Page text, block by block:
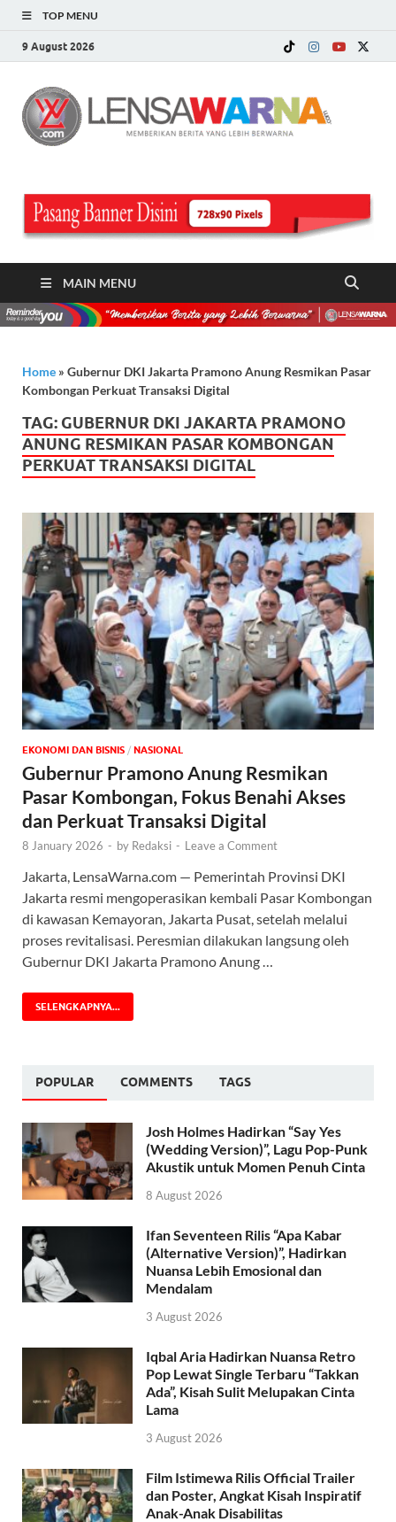
TOP MENU
9 August 2026
MAIN MENU
Home » Gubernur DKI Jakarta Pramono Anung Resmikan Pasar
Kombongan Perkuat Transaksi Digital
TAG: GUBERNUR DKI JAKARTA PRAMONO
ANUNG RESMIKAN PASAR KOMBONGAN
PERKUAT TRANSAKSI DIGITAL
EKONOMI DAN BISNIS / NASIONAL
Gubernur Pramono Anung Resmikan
Pasar Kombongan, Fokus Benahi Akses
dan Perkuat Transaksi Digital
8 January 2026 - by Redaksi - Leave a Comment
Jakarta, LensaWarna.com — Pemerintah Provinsi DKI
Jakarta resmi mengoperasikan kembali Pasar Kombongan
di kawasan Kemayoran, Jakarta Pusat, setelah melalui
proses revitalisasi. Peresmian dilakukan langsung oleh
Gubernur DKI Jakarta Pramono Anung …
SELENGKAPNYA...
POPULAR COMMENTS TAGS
Josh Holmes Hadirkan “Say Yes
(Wedding Version)”, Lagu Pop-Punk
Akustik untuk Momen Penuh Cinta
8 August 2026
Ifan Seventeen Rilis “Apa Kabar
(Alternative Version)”, Hadirkan
Nuansa Lebih Emosional dan
Mendalam
3 August 2026
Iqbal Aria Hadirkan Nuansa Retro
Pop Lewat Single Terbaru “Takkan
Ada”, Kisah Sulit Melupakan Cinta
Lama
3 August 2026
Film Istimewa Rilis Official Trailer
dan Poster, Angkat Kisah Inspiratif
Anak-Anak Disabilitas